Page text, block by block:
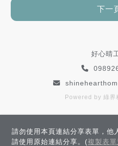
下一
好心晴
Powered by 綠界
請勿使用本頁連結分享表單，他
請使用原始連結分享。(複製表單